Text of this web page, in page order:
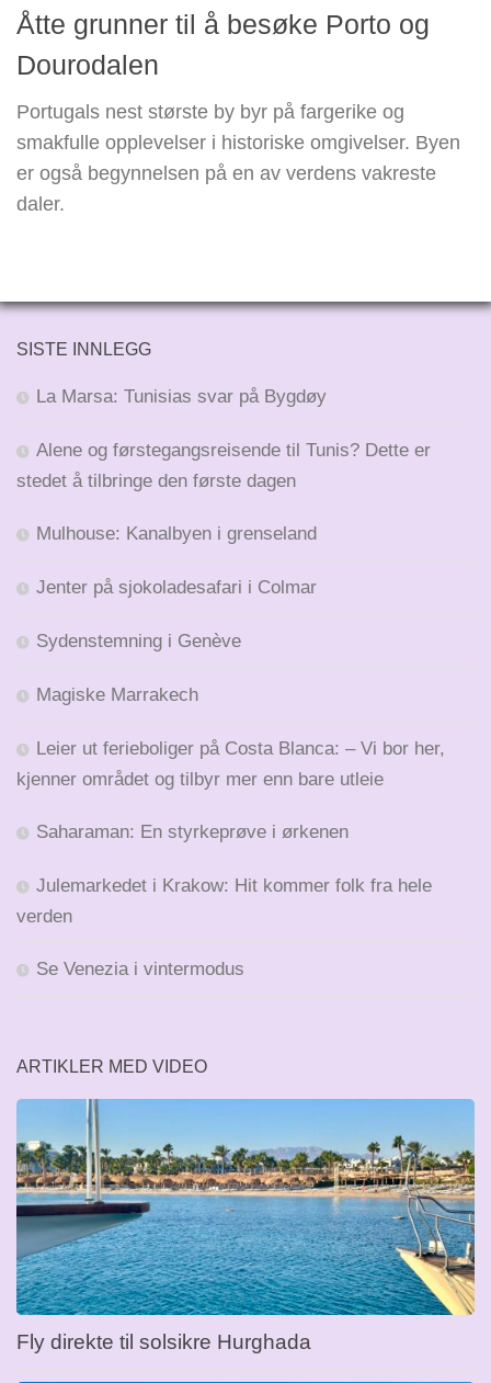
Åtte grunner til å besøke Porto og
Dourodalen
Portugals nest største by byr på fargerike og
smakfulle opplevelser i historiske omgivelser. Byen
er også begynnelsen på en av verdens vakreste
daler.
SISTE INNLEGG
La Marsa: Tunisias svar på Bygdøy
Alene og førstegangsreisende til Tunis? Dette er
stedet å tilbringe den første dagen
Mulhouse: Kanalbyen i grenseland
Jenter på sjokoladesafari i Colmar
Sydenstemning i Genève
Magiske Marrakech
Leier ut ferieboliger på Costa Blanca: – Vi bor her,
kjenner området og tilbyr mer enn bare utleie
Saharaman: En styrkeprøve i ørkenen
Julemarkedet i Krakow: Hit kommer folk fra hele
verden
Se Venezia i vintermodus
ARTIKLER MED VIDEO
Fly direkte til solsikre Hurghada